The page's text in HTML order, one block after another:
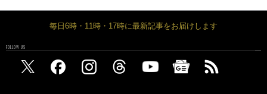
毎日6時・11時・17時に最新記事をお届けします
FOLLOW US